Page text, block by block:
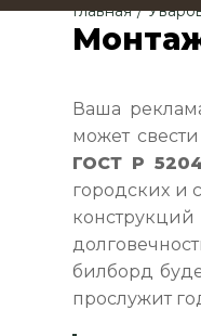
Главная /
Ваша
может
ГОСТ Р
городских и
билборд
прослужит